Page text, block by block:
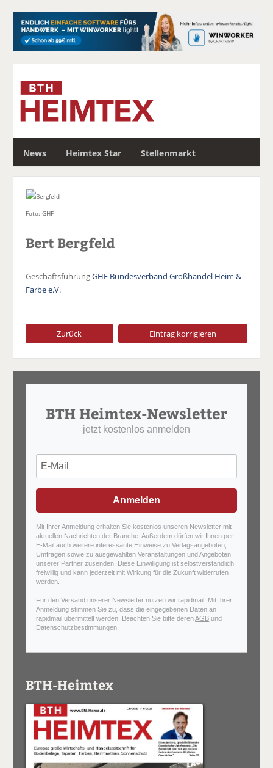
News Heimtex Star Stellenmarkt
c
Foto: GHF
Bert Bergfeld
GeschäftsführungGHF Bundesverband Großhandel Heim &
Farbe e.V.
Zurück Eintrag korrigieren
BTH Heimtex-Newsletter
jetzt kostenlos anmelden
Anmelden
Mit Ihrer Anmeldung erhalten Sie kostenlos unseren Newsletter mit
aktuellen Nachrichten der Branche. Außerdem dürfen wir Ihnen per
E-Mail auch weitere interessante Hinweise zu Verlagsangeboten,
Umfragen sowie zu ausgewählten Veranstaltungen und Angeboten
unserer Partner zusenden. Diese Einwilligung ist selbstverständlich
freiwillig und kann jederzeit mit Wirkung für die Zukunft widerrufen
werden.
Für den Versand unserer Newsletter nutzen wir rapidmail. Mit Ihrer
Anmeldung stimmen Sie zu, dass die eingegebenen Daten an
rapidmail übermittelt werden. Beachten Sie bitte derenAGB und
Datenschutzbestimmungen
BTH-Heimtex